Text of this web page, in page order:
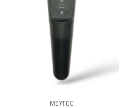
MEYTEC